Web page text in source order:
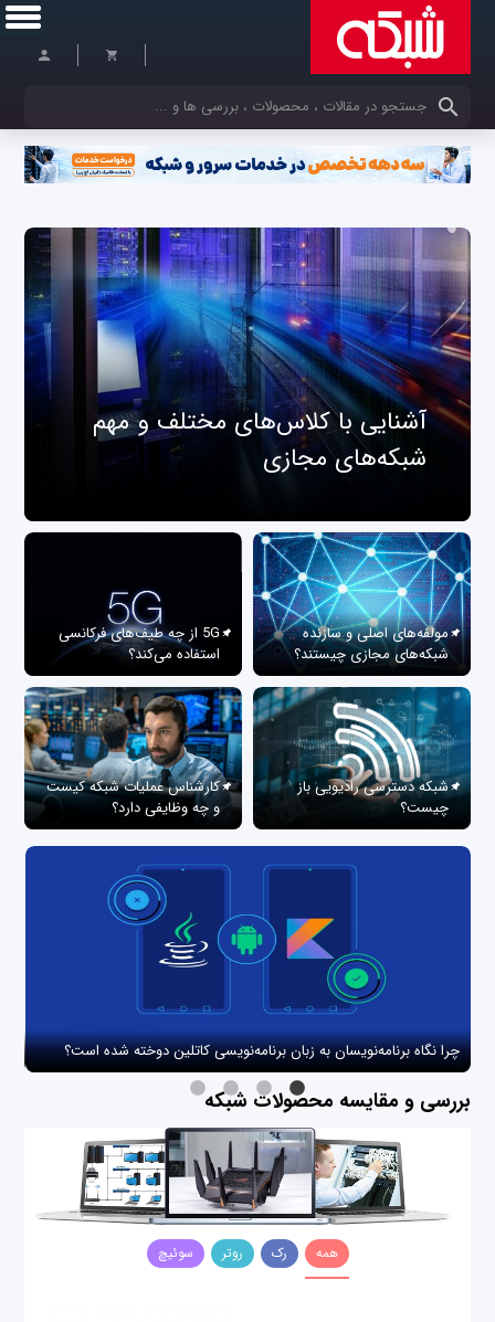
کلمات کلیدی خود را وارد کنید
آشنایی با کلاس‌های مختلف و مهم
شبکه‌های مجازی
مولفه‌های اصلی و سازنده
شبکه‌های مجازی چیستند؟
5G از چه طیف‌های فرکانسی
استفاده می‌کند؟
شبکه دسترسی رادیویی باز
چیست؟
کارشناس عملیات شبکه کیست
و چه وظایفی دارد؟
چرا نگاه برنامه‌نویسان به زبان برنامه‌نویسی کاتلین دوخته شده است؟
بررسی و مقایسه محصولات شبکه
همه رک روتر سوئیچ